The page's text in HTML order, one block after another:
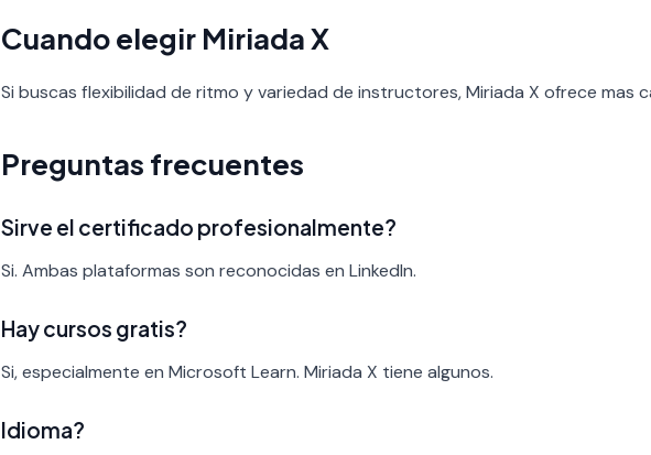
Cuando elegir Miriada X
Si buscas flexibilidad de ritmo y variedad de instructores, Miriada X ofrece mas
Preguntas frecuentes
Sirve el certificado profesionalmente?
Si. Ambas plataformas son reconocidas en LinkedIn.
Hay cursos gratis?
Si, especialmente en Microsoft Learn. Miriada X tiene algunos.
Idioma?